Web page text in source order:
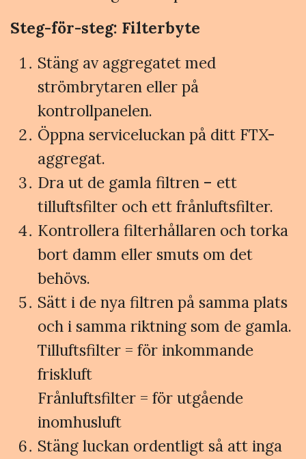
Steg-för-steg: Filterbyte
Stäng av aggregatet med
strömbrytaren eller på
kontrollpanelen.
Öppna serviceluckan på ditt FTX-
aggregat.
Dra ut de gamla filtren – ett
tilluftsfilter och ett frånluftsfilter.
Kontrollera filterhållaren och torka
bort damm eller smuts om det
behövs.
Sätt i de nya filtren på samma plats
och i samma riktning som de gamla.
Tilluftsfilter = för inkommande
friskluft
Frånluftsfilter = för utgående
inomhusluft
Stäng luckan ordentligt så att inga